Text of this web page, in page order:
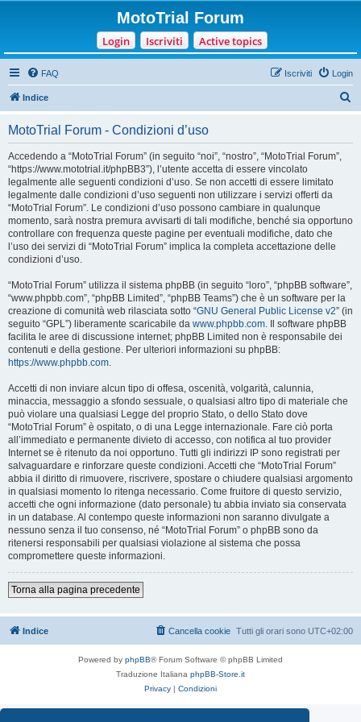
MotoTrial Forum
Login Iscriviti Active topics
FAQ Login
Iscriviti
Indice
MotoTrial Forum - Condizioni d’uso
Accedendo a “MotoTrial Forum” (in seguito “noi”, “nostro”, “MotoTrial Forum”,
“https://www.mototrial.it/phpBB3”), l’utente accetta di essere vincolato
legalmente alle seguenti condizioni d’uso. Se non accetti di essere limitato
legalmente dalle condizioni d’uso seguenti non utilizzare i servizi offerti da
“MotoTrial Forum”. Le condizioni d’uso possono cambiare in qualunque
momento, sarà nostra premura avvisarti di tali modifiche, benché sia opportuno
controllare con frequenza queste pagine per eventuali modifiche, dato che
l’uso dei servizi di “MotoTrial Forum” implica la completa accettazione delle
condizioni d’uso.
“MotoTrial Forum” utilizza il sistema phpBB (in seguito “loro”, “phpBB software”,
“www.phpbb.com”, “phpBB Limited”, “phpBB Teams”) che è un software per la
creazione di comunità web rilasciata sotto “GNU General Public License v2” (in
seguito “GPL”) liberamente scaricabile da www.phpbb.com. Il software phpBB
facilita le aree di discussione internet; phpBB Limited non è responsabile dei
contenuti e della gestione. Per ulteriori informazioni su phpBB:
https://www.phpbb.com.
Accetti di non inviare alcun tipo di offesa, oscenità, volgarità, calunnia,
minaccia, messaggio a sfondo sessuale, o qualsiasi altro tipo di materiale che
può violare una qualsiasi Legge del proprio Stato, o dello Stato dove
“MotoTrial Forum” è ospitato, o di una Legge internazionale. Fare ciò porta
all’immediato e permanente divieto di accesso, con notifica al tuo provider
Internet se è ritenuto da noi opportuno. Tutti gli indirizzi IP sono registrati per
salvaguardare e rinforzare queste condizioni. Accetti che “MotoTrial Forum”
abbia il diritto di rimuovere, riscrivere, spostare o chiudere qualsiasi argomento
in qualsiasi momento lo ritenga necessario. Come fruitore di questo servizio,
accetti che ogni informazione (dato personale) tu abbia inviato sia conservata
in un database. Al contempo queste informazioni non saranno divulgate a
nessuno senza il tuo consenso, né “MotoTrial Forum” o phpBB sono da
ritenersi responsabili per qualsiasi violazione al sistema che possa
compromettere queste informazioni.
Torna alla pagina precedente
Indice Tutti gli orari sono UTC+02:00
Cancella cookie
Powered by phpBB® Forum Software © phpBB Limited
Traduzione Italiana phpBB-Store.it
Privacy | Condizioni